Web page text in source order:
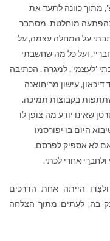
מתוך כוונה לתעד את
בהפתעה מוחלטת. מסתבר
על המחלה עצמה, על
ועל כל מה שחשבתי
'לעצמי', למגֵרה'. הכתיבה
עישון מריחואנה
בקבוצות תמיכה.
שאינו יודע מה צופן לו
היום בו יפורסמו
אם לא אספיק לפרסם,
אחרי לכתי.
הייתה אחת הדרכים
בה, לעִתים מתוך הצלחה